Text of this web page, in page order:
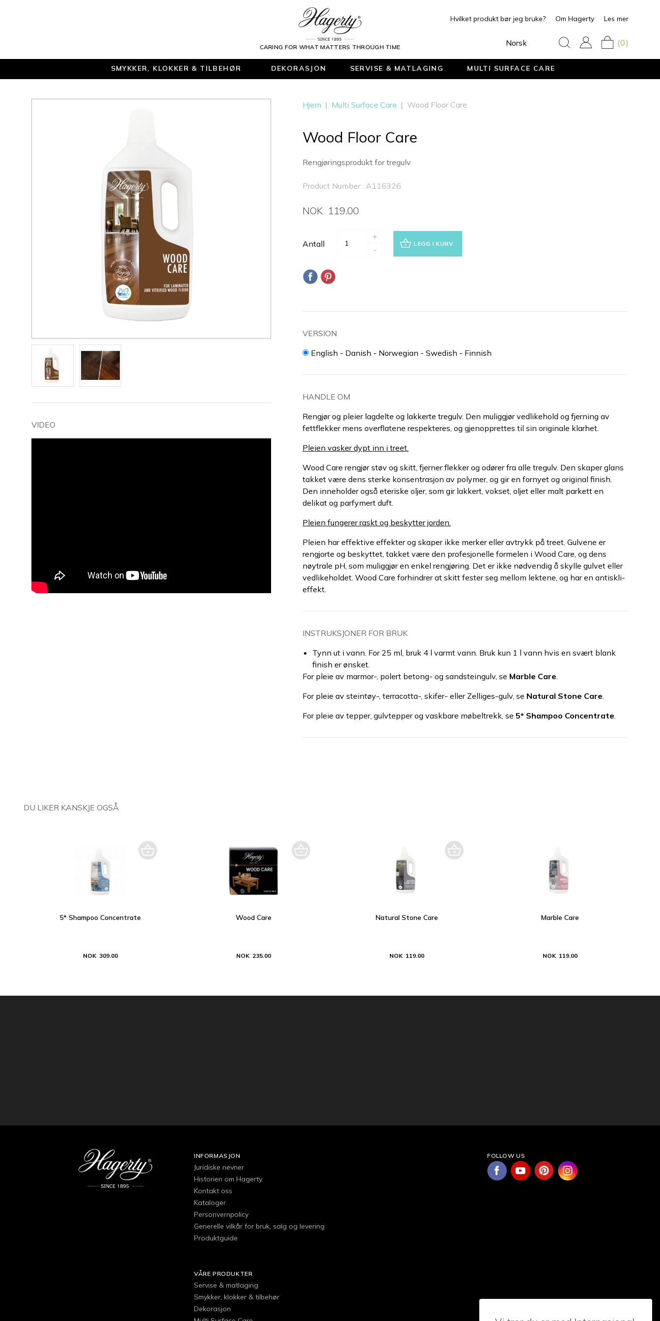
CARING FOR WHAT MATTERS THROUGH TIME
Hvilket produkt bør jeg bruke? Om Hagerty Les mer
Norsk (0)
SMYKKER, KLOKKER & TILBEHØR DEKORASJON SERVISE & MATLAGING MULTI SURFACE CARE
VIDEO
Hjem | Multi Surface Care | Wood Floor Care
Wood Floor Care
Rengjøringsprodukt for tregulv
Product Number : A116326
NOK 119.00
Antall
+
-
LEGG I KURV
VERSION
English - Danish - Norwegian - Swedish - Finnish
HANDLE OM
Rengjør og pleier lagdelte og lakkerte tregulv. Den muliggjør vedlikehold og fjerning av
fettflekker mens overflatene respekteres, og gjenopprettes til sin originale klarhet.
Pleien vasker dypt inn i treet.
Wood Care rengjør støv og skitt, fjerner flekker og odører fra alle tregulv. Den skaper glans
takket være dens sterke konsentrasjon av polymer, og gir en fornyet og original finish.
Den inneholder også eteriske oljer, som gir lakkert, vokset, oljet eller malt parkett en
delikat og parfymert duft.
Pleien fungerer raskt og beskytter jorden.
Pleien har effektive effekter og skaper ikke merker eller avtrykk på treet. Gulvene er
rengjorte og beskyttet, takket være den profesjonelle formelen i Wood Care, og dens
nøytrale pH, som muliggjør en enkel rengjøring. Det er ikke nødvendig å skylle gulvet eller
vedlikeholdet. Wood Care forhindrer at skitt fester seg mellom lektene, og har en antiskli-
effekt.
INSTRUKSJONER FOR BRUK
Tynn ut i vann. For 25 ml, bruk 4 l varmt vann. Bruk kun 1 l vann hvis en svært blank
finish er ønsket.
For pleie av marmor-, polert betong- og sandsteingulv, se Marble Care.
For pleie av steintøy-, terracotta-, skifer- eller Zelliges-gulv, se Natural Stone Care.
For pleie av tepper, gulvtepper og vaskbare møbeltrekk, se 5* Shampoo Concentrate.
DU LIKER KANSKJE OGSÅ
5* Shampoo Concentrate
NOK 309.00
Wood Care
NOK 235.00
Natural Stone Care
NOK 119.00
Marble Care
NOK 119.00
INFORMASJON
Juridiske nevner
Historien om Hagerty.
Kontakt oss
Kataloger
Personvernpolicy
Generelle vilkår for bruk, salg og levering
Produktguide
VÅRE PRODUKTER
Servise & matlaging
Smykker, klokker & tilbehør
Dekorasjon
FOLLOW US